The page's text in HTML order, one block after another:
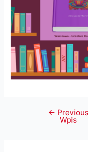
Nawigacja
← Previous
Wpis